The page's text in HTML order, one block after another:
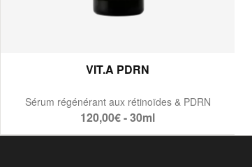
VIT.A PDRN
Sérum régénérant aux rétinoïdes & PDRN
120,00€ - 30ml